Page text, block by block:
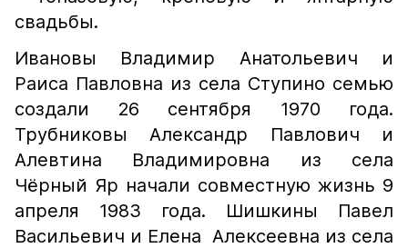
свадьбы.
Ивановы Владимир Анатольевич и
Раиса Павловна из села Ступино семью
создали 26 сентября 1970 года.
Трубниковы Александр Павлович и
Алевтина Владимировна из села
Чёрный Яр начали совместную жизнь 9
апреля 1983 года. Шишкины Павел
Васильевич и Елена Алексеевна из села